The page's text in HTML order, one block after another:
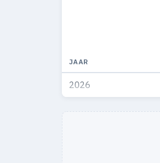
JAAR
2026